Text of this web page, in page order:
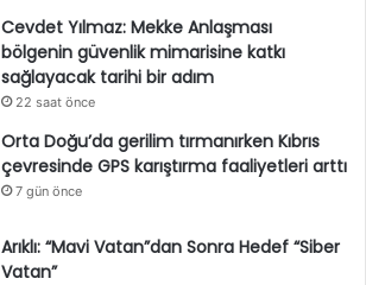
Cevdet Yılmaz: Mekke Anlaşması
bölgenin güvenlik mimarisine katkı
sağlayacak tarihi bir adım
22 saat önce
Orta Doğu’da gerilim tırmanırken Kıbrıs
çevresinde GPS karıştırma faaliyetleri arttı
7 gün önce
Arıklı: “Mavi Vatan”dan Sonra Hedef “Siber
Vatan”